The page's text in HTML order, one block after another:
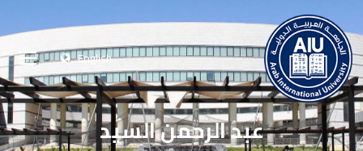
English
عبد الرحمن السيد